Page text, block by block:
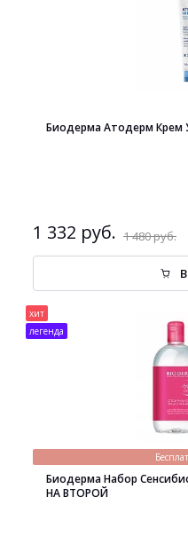
Биодерма Атодерм Крем
1 332 руб. 1 480 руб.
хит
легенда
Биодерма Набор
НА ВТОРОЙ